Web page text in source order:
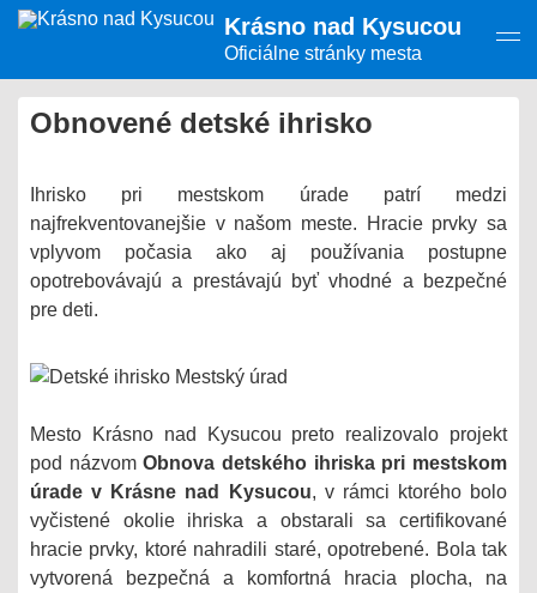
Presunúť
na
Krásno nad Kysucou
Oficiálne stránky mesta
Obnovené detské ihrisko
Ihrisko pri mestskom úrade patrí medzi
najfrekventovanejšie v našom meste. Hracie prvky sa
vplyvom počasia ako aj používania postupne
opotrebovávajú a prestávajú byť vhodné a bezpečné
pre deti.
Mesto Krásno nad Kysucou preto realizovalo projekt
pod názvomObnova detského ihriska pri mestskom
úrade v Krásne nad Kysucou, v rámci ktorého bolo
vyčistené okolie ihriska a obstarali sa certifikované
hracie prvky, ktoré nahradili staré, opotrebené. Bola tak
vytvorená bezpečná a komfortná hracia plocha, na